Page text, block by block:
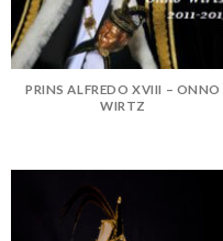
PRINS ALFREDO XVIII – ONNO
WIRTZ